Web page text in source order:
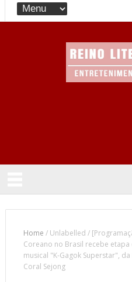
Home /Unlabelled /
Coreano no Brasil recebe
musical "K-Gagok Superstar",
Coral Sejong